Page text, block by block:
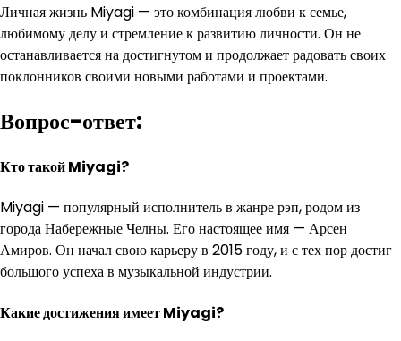
Личная жизнь Miyagi — это комбинация любви к семье,
любимому делу и стремление к развитию личности. Он не
останавливается на достигнутом и продолжает радовать своих
поклонников своими новыми работами и проектами.
Вопрос-ответ:
Кто такой Miyagi?
Miyagi — популярный исполнитель в жанре рэп, родом из
города Набережные Челны. Его настоящее имя — Арсен
Амиров. Он начал свою карьеру в 2015 году, и с тех пор достиг
большого успеха в музыкальной индустрии.
Какие достижения имеет Miyagi?